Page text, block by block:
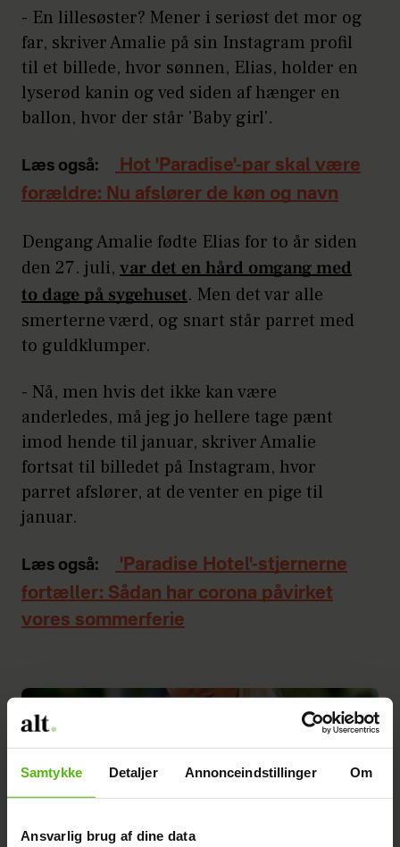
Samtykke Detaljer Annonceindstillinger Om
Ansvarlig brug af dine data
- En lillesøster? Mener i seriøst det mor og
far, skriver Amalie på sin Instagram profil
til et billede, hvor sønnen, Elias, holder en
lyserød kanin og ved siden af hænger en
ballon, hvor der står 'Baby girl'.
Læs også:
Hot 'Paradise'-par skal være
forældre: Nu afslører de køn og navn
Dengang Amalie fødte Elias for to år siden
den 27. juli, var det en hård omgang med
to dage på sygehuset. Men det var alle
smerterne værd, og snart står parret med
to guldklumper.
- Nå, men hvis det ikke kan være
anderledes, må jeg jo hellere tage pænt
imod hende til januar, skriver Amalie
fortsat til billedet på Instagram, hvor
parret afslører, at de venter en pige til
januar.
Læs også:
'Paradise Hotel'-stjernerne
fortæller: Sådan har corona påvirket
vores sommerferie